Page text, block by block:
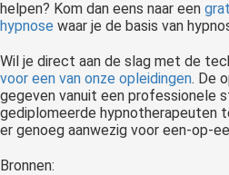
helpen? Kom dan eens naar een
hypnose waar je de basis van
Wil je direct aan de slag met de
voor een van onze opleidingen. De
gegeven vanuit een professionele
gediplomeerde hypnotherapeuten
er genoeg aanwezig voor een-op-
Bronnen: